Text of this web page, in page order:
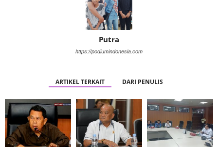
Putra
https://podiumindonesia.com
ARTIKEL TERKAIT DARI PENULIS